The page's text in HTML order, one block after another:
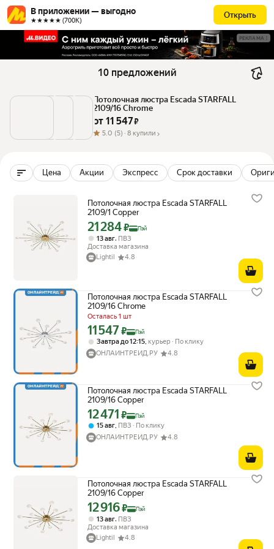
В приложении — выгодно
★★★★★ (700К)
Открыть
РЕКЛАМА
10 предложений
Потолочная люстра Escada STARFALL
2109/16 Chrome
от 11 547 ₽
5.0 (5) · 8 купили
Цена Акции Экспресс Срок доставки
Потолочная люстра Escada STARFALL
2109/1 Copper
Цена с картой Яндекс Пэй 21284 ₽ вместо
21 284₽ Пэй
13 авг, ПВЗ
Доставка магазина
Lightil
4.8
Потолочная люстра Escada STARFALL
2109/16 Chrome
Осталась 1 шт
Цена с картой Яндекс Пэй 11547 ₽ вместо
11 547₽ Пэй
Завтра до 12:15, курьер
По клику
ОНЛАЙНТРЕЙД.РУ
4.8
Потолочная люстра Escada STARFALL
2109/16 Copper
Цена с картой Яндекс Пэй 12471 ₽ вместо
12 471 ₽ Пэй
15 авг ПВЗ
По клику
ОНЛАЙНТРЕЙД.РУ
4.8
Потолочная люстра Escada STARFALL
2109/16 Copper
Цена с картой Яндекс Пэй 12916 ₽ вместо
12 916₽ Пэй
13 авг, ПВЗ
Доставка магазина
Lightil
4.8